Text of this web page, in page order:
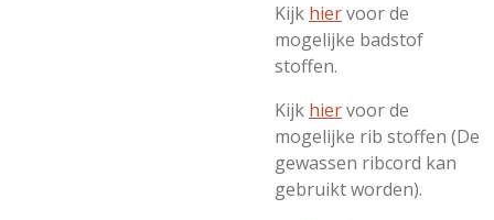
Kijk hiervoor de
mogelijke badstof
stoffen.
Kijk hiervoor de
mogelijke rib stoffen (De
gewassen ribcord kan
gebruikt worden).